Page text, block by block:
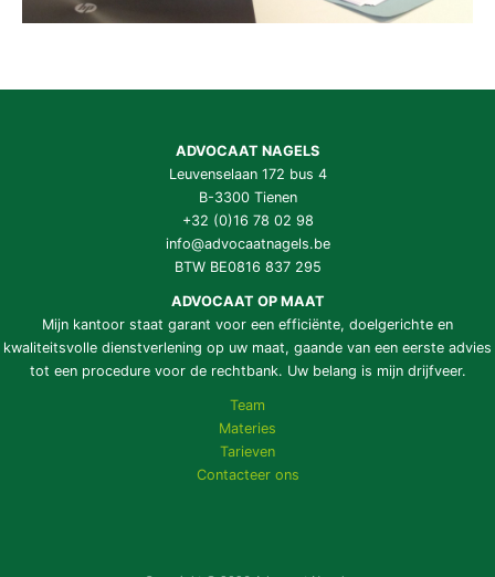
ADVOCAAT NAGELS
Leuvenselaan 172 bus 4
B-3300 Tienen
+32 (0)16 78 02 98
info@advocaatnagels.be
BTW BE0816 837 295
ADVOCAAT OP MAAT
Mijn kantoor staat garant voor een efficiënte, doelgerichte en
kwaliteitsvolle dienstverlening op uw maat, gaande van een eerste advies
tot een procedure voor de rechtbank. Uw belang is mijn drijfveer.
Team
Materies
Tarieven
Contacteer ons